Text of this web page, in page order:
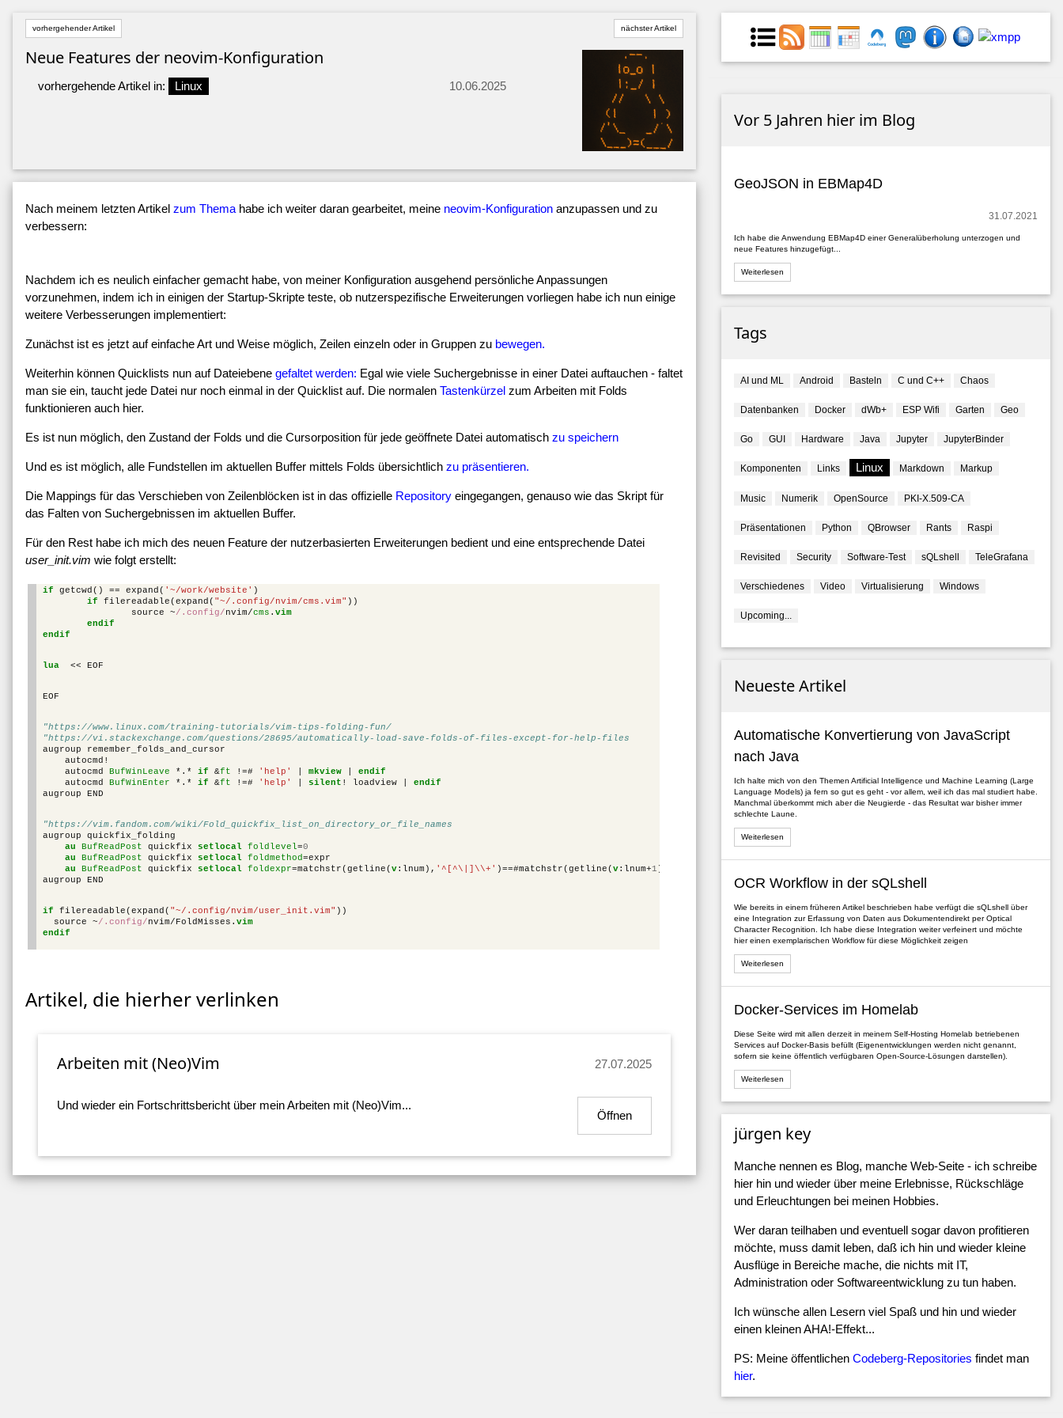
vorhergehender Artikel nächster Artikel
Neue Features der neovim-Konfiguration
vorhergehende Artikel in: Linux 10.06.2025
Nach meinem letzten Artikel zum Thema habe ich weiter daran gearbeitet, meine neovim-Konfiguration anzupassen und zu
verbessern:
Nachdem ich es neulich einfacher gemacht habe, von meiner Konfiguration ausgehend persönliche Anpassungen
vorzunehmen, indem ich in einigen der Startup-Skripte teste, ob nutzerspezifische Erweiterungen vorliegen habe ich nun einige
weitere Verbesserungen implementiert:
Zunächst ist es jetzt auf einfache Art und Weise möglich, Zeilen einzeln oder in Gruppen zu bewegen.
Weiterhin können Quicklists nun auf Dateiebene gefaltet werden: Egal wie viele Suchergebnisse in einer Datei auftauchen - faltet
man sie ein, taucht jede Datei nur noch einmal in der Quicklist auf. Die normalen Tastenkürzel zum Arbeiten mit Folds
funktionieren auch hier.
Es ist nun möglich, den Zustand der Folds und die Cursorposition für jede geöffnete Datei automatisch zu speichern
Und es ist möglich, alle Fundstellen im aktuellen Buffer mittels Folds übersichtlich zu präsentieren.
Die Mappings für das Verschieben von Zeilenblöcken ist in das offizielle Repository eingegangen, genauso wie das Skript für
das Falten von Suchergebnissen im aktuellen Buffer.
Für den Rest habe ich mich des neuen Feature der nutzerbasierten Erweiterungen bedient und eine entsprechende Datei
user_init.vim wie folgt erstellt:
if getcwd () == expand ( '~/work/website' )
if filereadable(expand ( "~/.config/nvim/cms.vim" ))
                source
~/.config/nvim/cms . vim
endif
endif
lua <<
"https://www.linux.com/training-tutorials/vim-tips-folding-fun/
"https://vi.stackexchange.com/questions/28695/automatically-load-save-folds-of-files-except-for-help-files
augroup remember_folds_and_cursor
    autocmd
!
    autocmd
BufWinLeave *.* if &ft !=# 'help' mkview
endif
    autocmd
BufWinEnter *.* if &ft !=# 'help' silent ! loadview
endif
"https://vim.fandom.com/wiki/Fold_quickfix_list_on_directory_or_file_names
augroup quickfix_folding
au
BufReadPost quickfix setlocal foldlevel=0
au
BufReadPost quickfix setlocal foldmethod=expr
au
BufReadPost quickfix setlocal foldexpr=matchstr(getline(v:lnum ), '^[^\|]\\+' )==#matchstr(getline(v:lnum+1 ),
if filereadable(expand ( "~/.config/nvim/user_init.vim" ))
  source
~/.config/nvim/FoldMisses. vim
endif
Artikel, die hierher verlinken
Arbeiten mit (Neo)Vim 27.07.2025
Und wieder ein Fortschrittsbericht über mein Arbeiten mit (Neo)Vim...
Öffnen
Vor 5 Jahren hier im Blog
GeoJSON in EBMap4D
31.07.2021
Ich habe die Anwendung EBMap4D einer Generalüberholung unterzogen und
neue Features hinzugefügt...
Weiterlesen
Tags
AI und ML Android Basteln C und C++ Chaos
Datenbanken Docker dWb+ ESP Wifi Garten Geo
Go GUI Hardware Java Jupyter JupyterBinder
Komponenten Links Linux Markdown Markup
Music Numerik OpenSource PKI-X.509-CA
Präsentationen Python QBrowser Rants Raspi
Revisited Security Software-Test sQLshell TeleGrafana
Verschiedenes Video Virtualisierung Windows
Upcoming...
Neueste Artikel
Automatische Konvertierung von JavaScript
nach Java
Ich halte mich von den Themen Artificial Intelligence und Machine Learning (Large
Language Models) ja fern so gut es geht - vor allem, weil ich das mal studiert habe.
Manchmal überkommt mich aber die Neugierde - das Resultat war bisher immer
schlechte Laune.
Weiterlesen
OCR Workflow in der sQLshell
Wie bereits in einem früheren Artikel beschrieben habe verfügt die sQLshell über
eine Integration zur Erfassung von Daten aus Dokumentendirekt per Optical
Character Recognition. Ich habe diese Integration weiter verfeinert und möchte
hier einen exemplarischen Workflow für diese Möglichkeit zeigen
Weiterlesen
Docker-Services im Homelab
Diese Seite wird mit allen derzeit in meinem Self-Hosting Homelab betriebenen
Services auf Docker-Basis befüllt (Eigenentwicklungen werden nicht genannt,
sofern sie keine öffentlich verfügbaren Open-Source-Lösungen darstellen).
Weiterlesen
jürgen key
Manche nennen es Blog, manche Web-Seite - ich schreibe
hier hin und wieder über meine Erlebnisse, Rückschläge
und Erleuchtungen bei meinen Hobbies.
Wer daran teilhaben und eventuell sogar davon profitieren
möchte, muss damit leben, daß ich hin und wieder kleine
Ausflüge in Bereiche mache, die nichts mit IT,
Administration oder Softwareentwicklung zu tun haben.
Ich wünsche allen Lesern viel Spaß und hin und wieder
einen kleinen AHA!-Effekt...
PS: Meine öffentlichen Codeberg-Repositories findet man
hier.